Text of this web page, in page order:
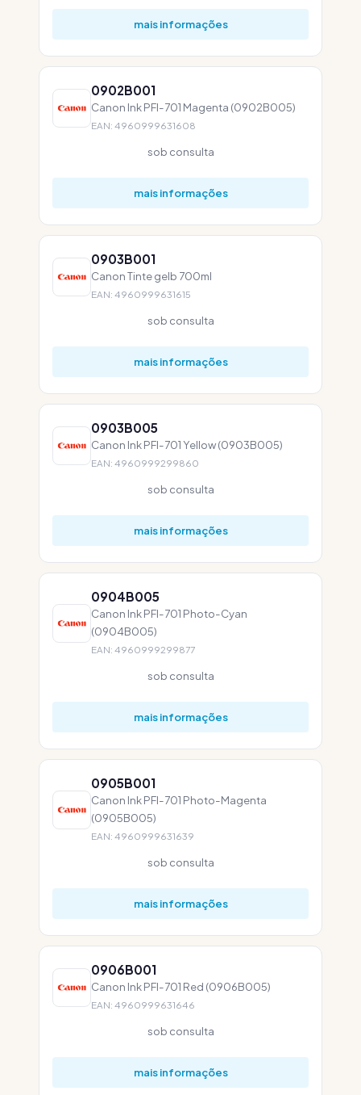
mais informações
0902B001
Canon Ink PFI-701 Magenta (0902B005)
EAN: 4960999631608
sob consulta
mais informações
0903B001
Canon Tinte gelb 700ml
EAN: 4960999631615
sob consulta
mais informações
0903B005
Canon Ink PFI-701 Yellow (0903B005)
EAN: 4960999299860
sob consulta
mais informações
0904B005
Canon Ink PFI-701 Photo-Cyan
(0904B005)
EAN: 4960999299877
sob consulta
mais informações
0905B001
Canon Ink PFI-701 Photo-Magenta
(0905B005)
EAN: 4960999631639
sob consulta
mais informações
0906B001
Canon Ink PFI-701 Red (0906B005)
EAN: 4960999631646
sob consulta
mais informações